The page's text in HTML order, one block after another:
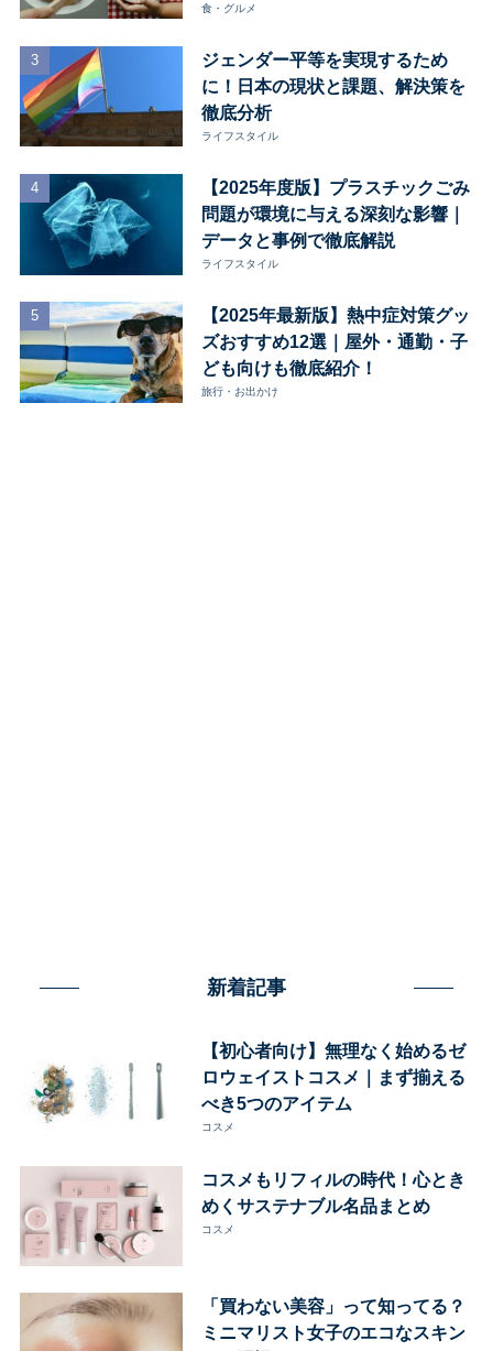
食・グルメ
ジェンダー平等を実現するため
に！日本の現状と課題、解決策を
徹底分析
ライフスタイル
【2025年度版】プラスチックごみ
問題が環境に与える深刻な影響｜
データと事例で徹底解説
ライフスタイル
【2025年最新版】熱中症対策グッ
ズおすすめ12選｜屋外・通勤・子
ども向けも徹底紹介！
旅行・お出かけ
新着記事
【初心者向け】無理なく始めるゼ
ロウェイストコスメ｜まず揃える
べき5つのアイテム
コスメ
コスメもリフィルの時代！心とき
めくサステナブル名品まとめ
コスメ
「買わない美容」って知ってる？
ミニマリスト女子のエコなスキン